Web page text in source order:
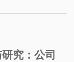
究：公司